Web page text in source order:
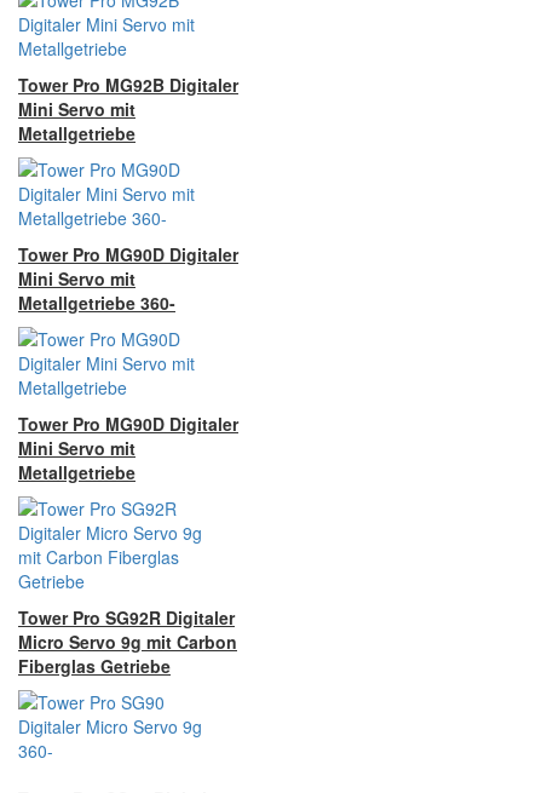
Tower Pro MG92B Digitaler
Mini Servo mit
Metallgetriebe
Tower Pro MG90D Digitaler
Mini Servo mit
Metallgetriebe 360-
Tower Pro MG90D Digitaler
Mini Servo mit
Metallgetriebe
Tower Pro SG92R Digitaler
Micro Servo 9g mit Carbon
Fiberglas Getriebe